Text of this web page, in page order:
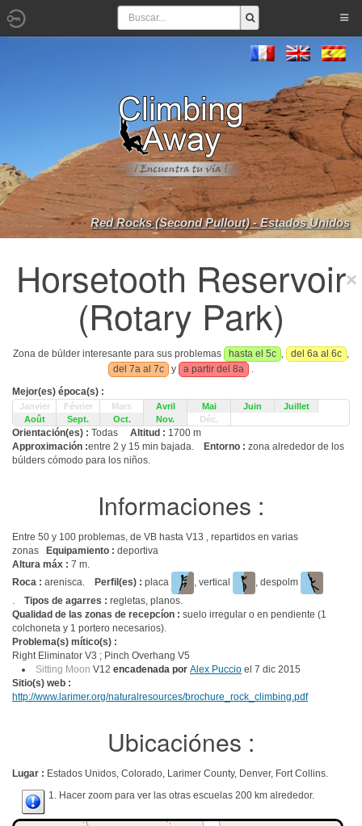
Red Rocks (Second Pullout) - Estados Unidos
Horsetooth Reservoir
(Rotary Park)
Zona de búlder interesante para sus problemas hasta el 5c , del 6a al 6c ,
del 7a al 7c
y a partir del 8a
.
Mejor(es) época(s) :
Janvier Février Mars Avril Mai Juin
Juillet
Août
Sept. Oct. Nov. Déc.
Orientación(es) : Todas Altitud : 1700 m
Approximación :entre 2 y 15 min bajada. Entorno : zona alrededor de los
búlders cómodo para los niños.
Informaciones :
Entre 50 y 100 problemas, de VB hasta V13 , repartidos en varias
zonas
Equipamiento : deportiva
Altura máx : 7 m.
Roca : arenisca. Perfil(es) : placa , vertical
, despolm
. Tipos de agarres : regletas, planos.
Qualidad de las zonas de recepcíon : suelo irregular o en pendiente (1
colchoneta y 1 portero necesarios).
Problema(s) mítico(s) :
Right Eliminator V3 ; Pinch Overhang V5
Sitting Moon V12 encadenada por Alex Puccio el 7 dic 2015
Sitio(s) web :
http://www.larimer.org/naturalresources/brochure_rock_climbing.pdf
Ubicaciónes :
Lugar : Estados Unidos, Colorado, Larimer County, Denver, Fort Collins.
1. Hacer zoom para ver las otras escuelas 200 km alrededor.